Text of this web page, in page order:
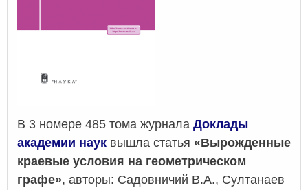
В 3 номере 485 тома журнала Доклады
академии наук вышла статья «Вырожденные
краевые условия на геометрическом
графе», авторы: Садовничий В.А., Султанаев